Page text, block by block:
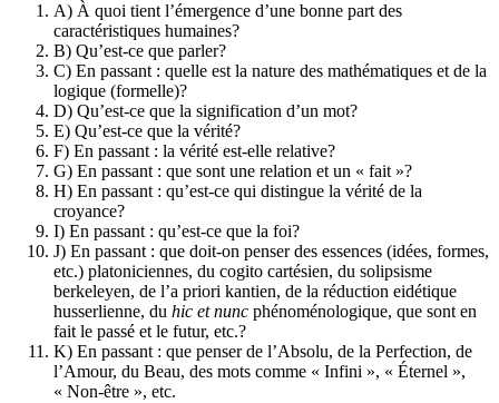
A) À quoi tient l’émergence d’une bonne part des
caractéristiques humaines?
B) Qu’est-ce que parler?
C) En passant : quelle est la nature des mathématiques et de la
logique (formelle)?
D) Qu’est-ce que la signification d’un mot?
E) Qu’est-ce que la vérité?
F) En passant : la vérité est-elle relative?
G) En passant : que sont une relation et un « fait »?
H) En passant : qu’est-ce qui distingue la vérité de la
croyance?
I) En passant : qu’est-ce que la foi?
J) En passant : que doit-on penser des essences (idées, formes,
etc.) platoniciennes, du cogito cartésien, du solipsisme
berkeleyen, de l’a priori kantien, de la réduction eidétique
husserlienne, du hic et nunc phénoménologique, que sont en
fait le passé et le futur, etc.?
K) En passant : que penser de l’Absolu, de la Perfection, de
l’Amour, du Beau, des mots comme « Infini », « Éternel »,
« Non-être », etc.